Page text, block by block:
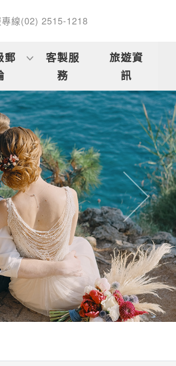
專線(02) 2515-1218
郵
客製服
務
旅遊資
訊
往後